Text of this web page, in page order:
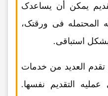
یمکن أن یساعدک
المحتمله فی ورقتک،
بشکل استباقی.
تقدم العدید من خدمات
التقدیم نفسها.